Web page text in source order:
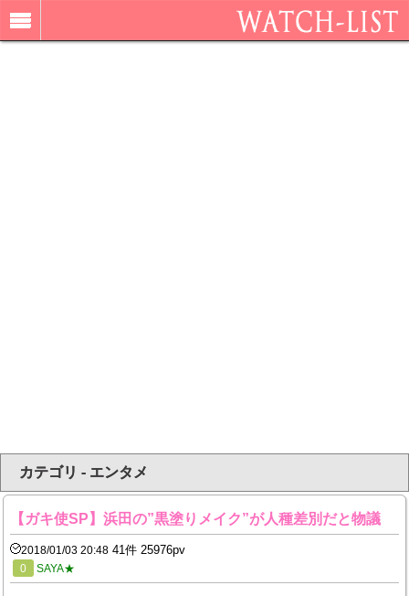
カテゴリ - エンタメ
【ガキ使SP】浜田の”黒塗りメイク”が人種差別だと物議
2018/01/03 20:48 41件 25976pv
0 SAYA★